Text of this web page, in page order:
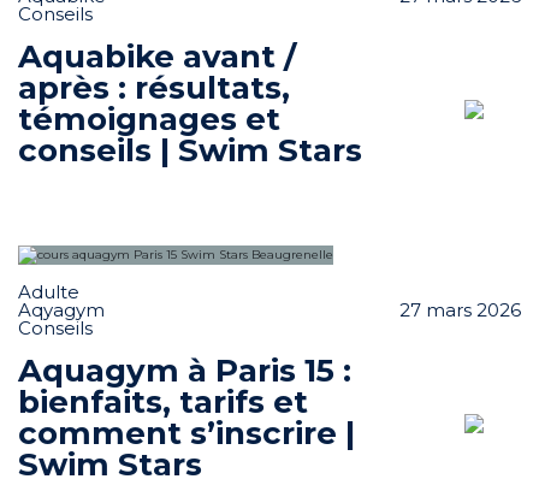
Conseils
Aquabike avant /
après : résultats,
témoignages et
conseils | Swim Stars
Adulte
Aqyagym
Conseils
27 mars 2026
Aquagym à Paris 15 :
bienfaits, tarifs et
comment s’inscrire |
Swim Stars